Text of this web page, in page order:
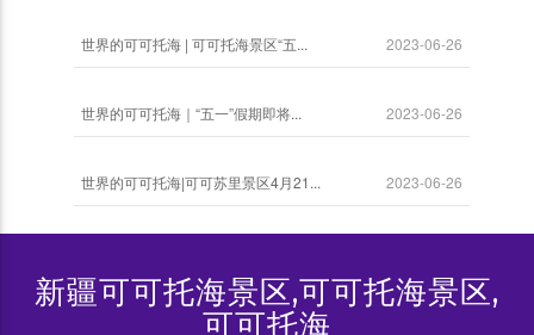
2023-06-26
世界的可可托海 | 可可托海景区“五...
2023-06-26
世界的可可托海｜“五一”假期即将...
2023-06-26
世界的可可托海|可可苏里景区4月21...
新疆可可托海景区,可可托海景区,
可可托海